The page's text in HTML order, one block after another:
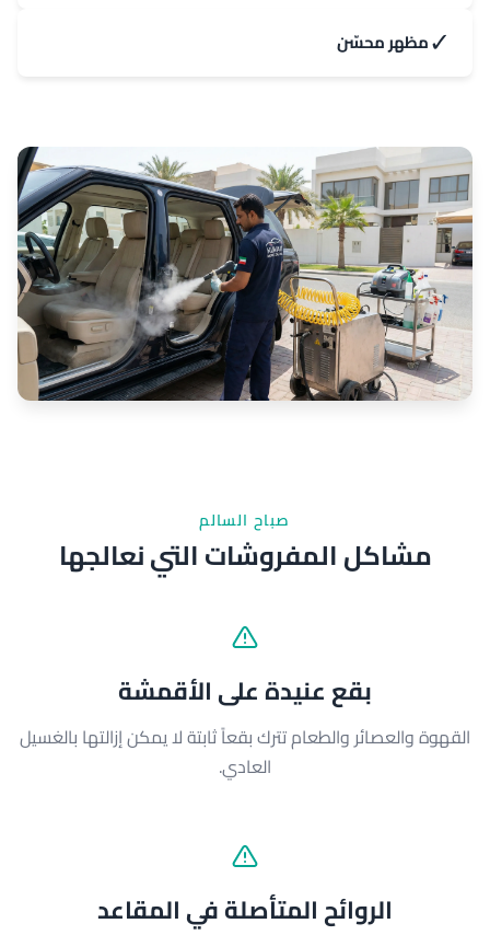
✓مظهر محسّن
صباح السالم
مشاكل المفروشات التي نعالجها
بقع عنيدة على الأقمشة
القهوة والعصائر والطعام تترك بقعاً ثابتة لا يمكن إزالتها بالغسيل
العادي.
الروائح المتأصلة في المقاعد